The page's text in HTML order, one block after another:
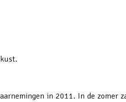
in 2011. In de